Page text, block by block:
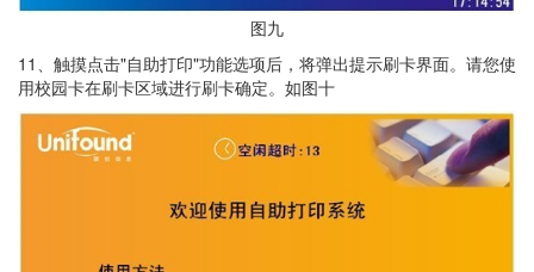
图九
11、触摸点击"自助打印"功能选项后，将弹出提示刷卡界面。请您使
用校园卡在刷卡区域进行刷卡确定。如图十